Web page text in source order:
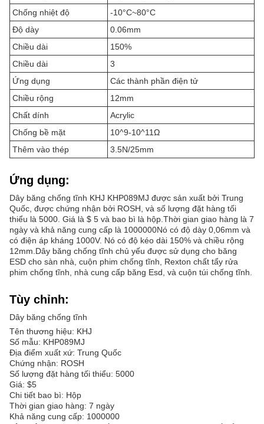
Chống nhiệt độ
-10°C~80°C
Độ dày
0.06mm
Chiều dài
150%
Chiều dài
3
Ứng dụng
Các thành phần điện tử
Chiều rộng
12mm
Chất dính
Acrylic
Chống bề mặt
10^9-10^11Ω
Thêm vào thép
3.5N/25mm
Ứng dụng:
Dây băng chống tĩnh KHJ KHP089MJ được sản xuất bởi Trung
Quốc, được chứng nhận bởi ROSH, và số lượng đặt hàng tối
thiểu là 5000. Giá là $ 5 và bao bì là hộp.Thời gian giao hàng là 7
ngày và khả năng cung cấp là 1000000Nó có độ dày 0,06mm và
có điện áp kháng 1000V. Nó có độ kéo dài 150% và chiều rộng
12mm.Dây băng chống tĩnh chủ yếu được sử dụng cho băng
ESD cho sàn nhà, cuộn phim chống tĩnh, Rexton chất tẩy rửa
phim chống tĩnh, nhà cung cấp băng Esd, và cuộn túi chống tĩnh.
Tùy chỉnh:
Dây băng chống tĩnh
Tên thương hiệu: KHJ
Số mẫu: KHP089MJ
Địa điểm xuất xứ: Trung Quốc
Chứng nhận: ROSH
Số lượng đặt hàng tối thiểu: 5000
Giá: $5
Chi tiết bao bì: Hộp
Thời gian giao hàng: 7 ngày
Khả năng cung cấp: 1000000